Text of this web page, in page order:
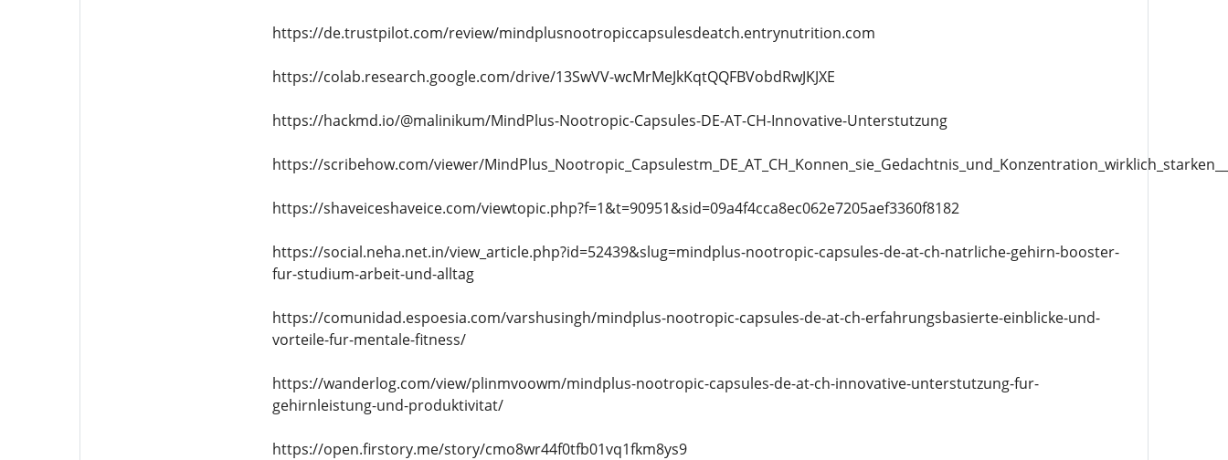
https://de.trustpilot.com/review/mindplusnootropiccapsulesdeatch.entrynutrition.com
https://colab.research.google.com/drive/13SwVV-wcMrMeJkKqtQQFBVobdRwJKJXE
https://hackmd.io/@malinikum/MindPlus-Nootropic-Capsules-DE-AT-CH-Innovative-Unterstutzung
https://scribehow.com/viewer/
https://shaveiceshaveice.com/viewtopic.php?f=1&t=90951&sid=09a4f4cca8ec062e7205aef3360f8182
https://social.neha.net.in/view_article.php?id=52439&slug=mindplus-nootropic-capsules-de-at-ch-natrliche-gehirn-booster-
fur-studium-arbeit-und-alltag
https://comunidad.espoesia.com/varshusingh/mindplus-nootropic-capsules-de-at-ch-erfahrungsbasierte-einblicke-und-
vorteile-fur-mentale-fitness/
https://wanderlog.com/view/plinmvoowm/mindplus-nootropic-capsules-de-at-ch-innovative-unterstutzung-fur-
gehirnleistung-und-produktivitat/
https://open.firstory.me/story/cmo8wr44f0tfb01vq1fkm8ys9